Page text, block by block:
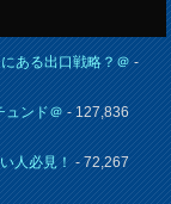
ある出口戦略？＠-
ュンド＠- 127,836
人必見！- 72,267